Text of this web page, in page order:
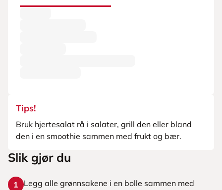
Tips!
Bruk hjertesalat rå i salater, grill den eller bland
den i en smoothie sammen med frukt og bær.
Slik gjør du
1
Legg alle grønnsakene i en bolle sammen med